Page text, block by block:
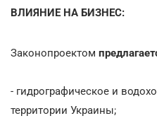
ВЛИЯНИЕ НА БИЗНЕС:
Законопроектом
- гидрографическое и
территории Украины;